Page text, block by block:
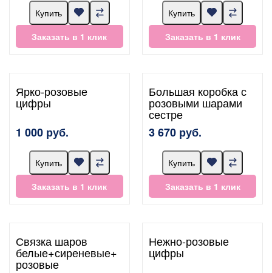
Купить
Заказать в 1 клик
Купить
Заказать в 1 клик
Ярко-розовые
цифры
1 000 руб.
Купить
Заказать в 1 клик
Большая коробка с
розовыми шарами
сестре
3 670 руб.
Купить
Заказать в 1 клик
Связка шаров
белые+сиреневые+
розовые
Нежно-розовые
цифры